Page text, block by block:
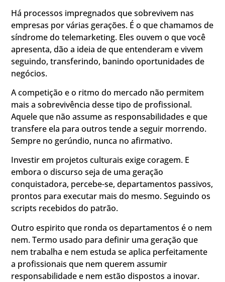
Há processos impregnados que sobrevivem nas
empresas por várias gerações. É o que chamamos de
síndrome do telemarketing. Eles ouvem o que você
apresenta, dão a ideia de que entenderam e vivem
seguindo, transferindo, banindo oportunidades de
negócios.
A competição e o ritmo do mercado não permitem
mais a sobrevivência desse tipo de profissional.
Aquele que não assume as responsabilidades e que
transfere ela para outros tende a seguir morrendo.
Sempre no gerúndio, nunca no afirmativo.
Investir em projetos culturais exige coragem. E
embora o discurso seja de uma geração
conquistadora, percebe-se, departamentos passivos,
prontos para executar mais do mesmo. Seguindo os
scripts recebidos do patrão.
Outro espirito que ronda os departamentos é o nem
nem. Termo usado para definir uma geração que
nem trabalha e nem estuda se aplica perfeitamente
a profissionais que nem querem assumir
responsabilidade e nem estão dispostos a inovar.